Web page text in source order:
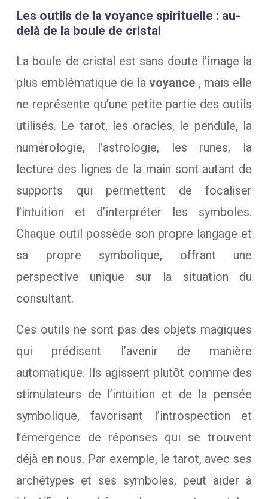
Les outils de la voyance spirituelle : au-
delà de la boule de cristal
La boule de cristal est sans doute l’image la
plus emblématique de lavoyance , mais elle
ne représente qu’une petite partie des outils
utilisés. Le tarot, les oracles, le pendule, la
numérologie, l’astrologie, les runes, la
lecture des lignes de la main sont autant de
supports qui permettent de focaliser
l’intuition et d’interpréter les symboles.
Chaque outil possède son propre langage et
sa propre symbolique, offrant une
perspective unique sur la situation du
consultant.
Ces outils ne sont pas des objets magiques
qui prédisent l’avenir de manière
automatique. Ils agissent plutôt comme des
stimulateurs de l’intuition et de la pensée
symbolique, favorisant l’introspection et
l’émergence de réponses qui se trouvent
déjà en nous. Par exemple, le tarot, avec ses
archétypes et ses symboles, peut aider à